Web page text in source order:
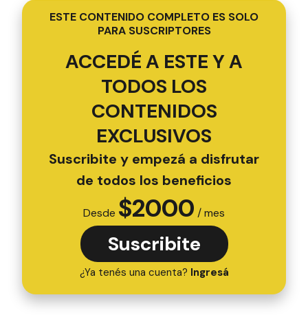
ESTE CONTENIDO COMPLETO ES SOLO
PARA SUSCRIPTORES
ACCEDÉ A ESTE Y A
TODOS LOS
CONTENIDOS
EXCLUSIVOS
Suscribite y empezá a disfrutar
de todos los beneficios
Desde $2000 / mes
Suscribite
¿Ya tenés una cuenta? Ingresá